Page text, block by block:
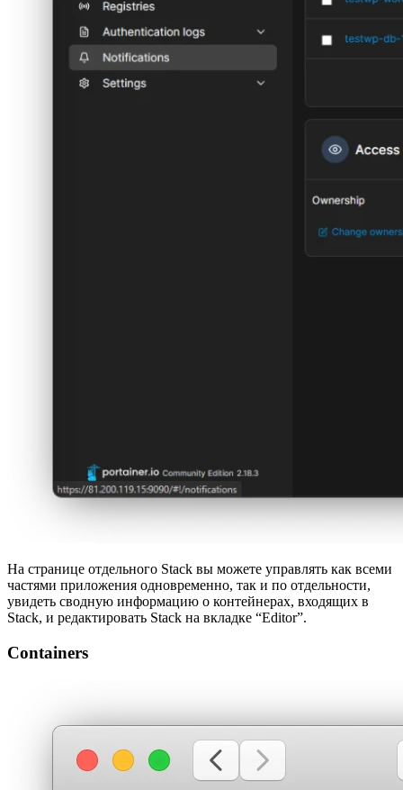
На странице отдельного Stack вы можете управлять как всеми
частями приложения одновременно, так и по отдельности,
увидеть сводную информацию о контейнерах, входящих в
Stack, и редактировать Stack на вкладке “Editor”.
Containers